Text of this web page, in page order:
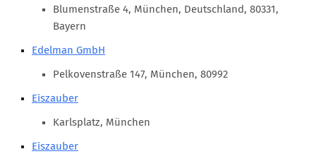
ÜBER
Wer wir sind
Clubführung
Geschäftsstelle
Marketing Pioniere
Blumenstraße 4, München, Deutschland, 80331,
Bayern
Edelman GmbH
Pelkovenstraße 147, München, 80992
Eiszauber
Karlsplatz, München
Eiszauber